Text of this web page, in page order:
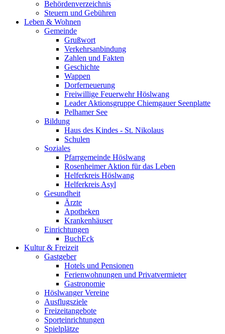
Behördenverzeichnis
Steuern und Gebühren
Leben & Wohnen
Gemeinde
Grußwort
Verkehrsanbindung
Zahlen und Fakten
Geschichte
Wappen
Dorferneuerung
Freiwillige Feuerwehr Höslwang
Leader Aktionsgruppe Chiemgauer Seenplatte
Pelhamer See
Bildung
Haus des Kindes - St. Nikolaus
Schulen
Soziales
Pfarrgemeinde Höslwang
Rosenheimer Aktion für das Leben
Helferkreis Höslwang
Helferkreis Asyl
Gesundheit
Ärzte
Apotheken
Krankenhäuser
Einrichtungen
BuchEck
Kultur & Freizeit
Gastgeber
Hotels und Pensionen
Ferienwohnungen und Privatvermieter
Gastronomie
Höslwanger Vereine
Ausflugsziele
Freizeitangebote
Sporteinrichtungen
Spielplätze